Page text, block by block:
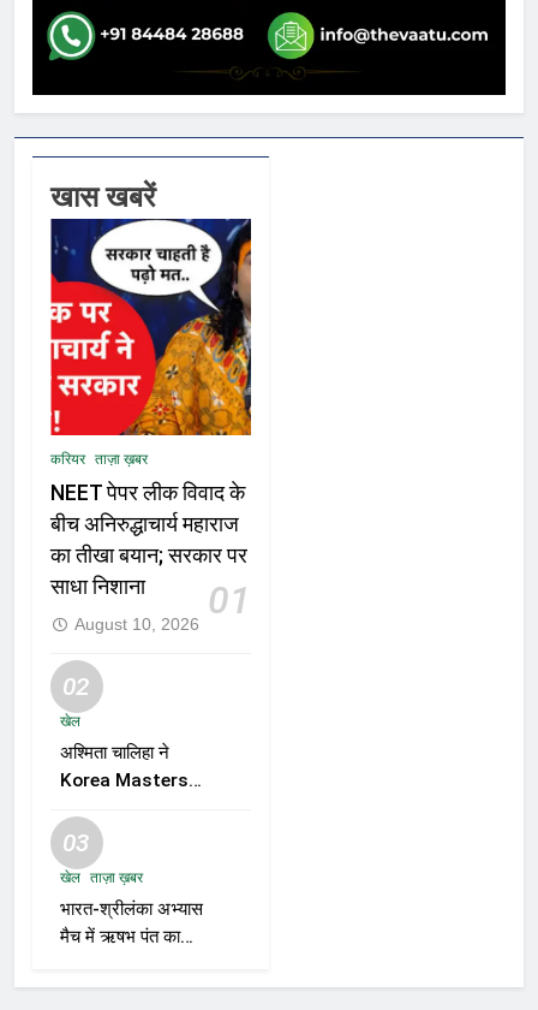
खास खबरें
करियर ताज़ा ख़बर
NEET पेपर लीक विवाद के
बीच अनिरुद्धाचार्य महाराज
का तीखा बयान; सरकार पर
साधा निशाना
01
August 10, 2026
02
खेल
अश्मिता चालिहा ने
Korea Masters
पहला BWF World
Tour खिताब हासिल;
बोलीं—अब और बड़ी
उपलब्धियों की तलाश
03
खेल ताज़ा ख़बर
भारत-श्रीलंका अभ्यास
मैच में ऋषभ पंत का
भारत ने 6 विकेट से दर्ज